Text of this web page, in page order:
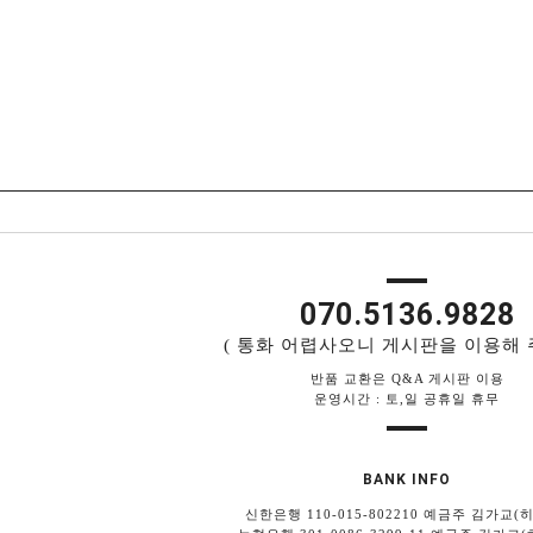
070.5136.9828
( 통화 어렵사오니 게시판을 이용해
반품 교환은 Q&A 게시판 이용
운영시간 : 토,일 공휴일 휴무
BANK INFO
신한은행 110-015-802210 예금주 김가교(